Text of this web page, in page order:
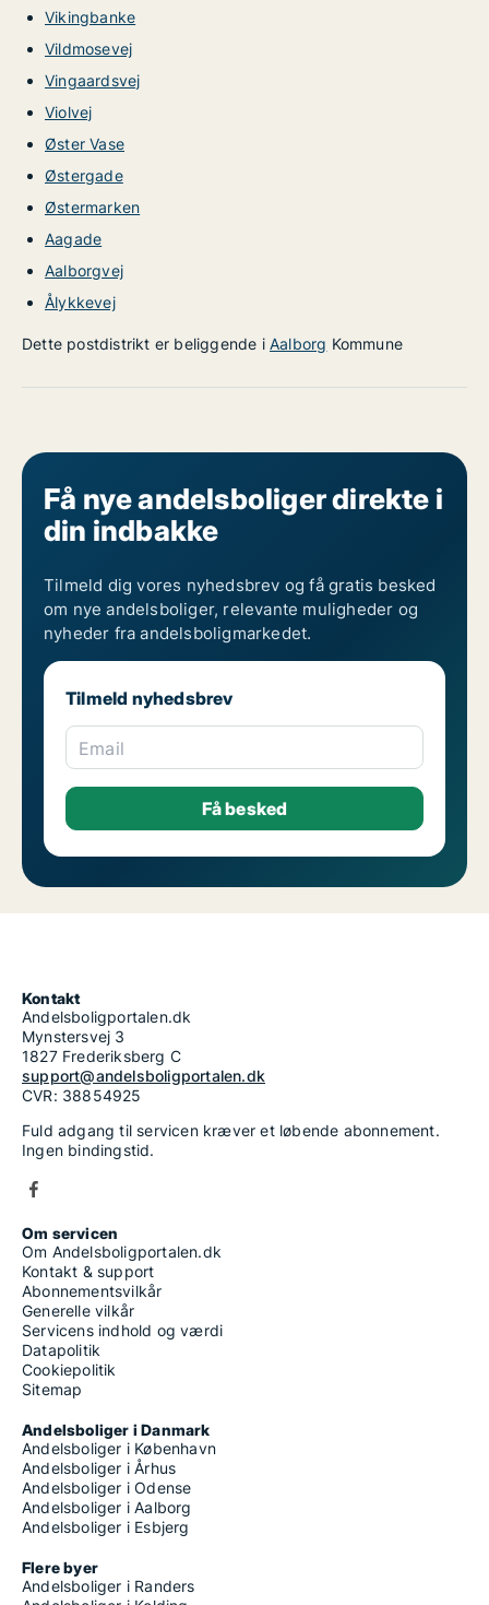
Vikingbanke
Vildmosevej
Vingaardsvej
Violvej
Øster Vase
Østergade
Østermarken
Aagade
Aalborgvej
Ålykkevej
Dette postdistrikt er beliggende i Aalborg Kommune
Få nye andelsboliger direkte i
din indbakke
Tilmeld dig vores nyhedsbrev og få gratis besked
om nye andelsboliger, relevante muligheder og
nyheder fra andelsboligmarkedet.
Tilmeld nyhedsbrev
Email
Kontakt
Andelsboligportalen.dk
Mynstersvej 3
1827 Frederiksberg C
support@andelsboligportalen.dk
CVR: 38854925
Fuld adgang til servicen kræver et løbende abonnement.
Ingen bindingstid.
Om servicen
Om Andelsboligportalen.dk
Kontakt & support
Abonnementsvilkår
Generelle vilkår
Servicens indhold og værdi
Datapolitik
Cookiepolitik
Sitemap
Andelsboliger i Danmark
Andelsboliger i København
Andelsboliger i Århus
Andelsboliger i Odense
Andelsboliger i Aalborg
Andelsboliger i Esbjerg
Flere byer
Andelsboliger i Randers